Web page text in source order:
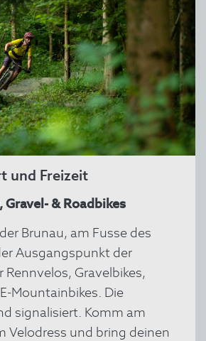
und Freizeit
& Roadbikes
Brunau, am Fusse des
Ausgangspunkt der
Rennvelos, Gravelbikes,
Mountainbikes. Die
signalisiert. Komm am
Velodress und bring deinen